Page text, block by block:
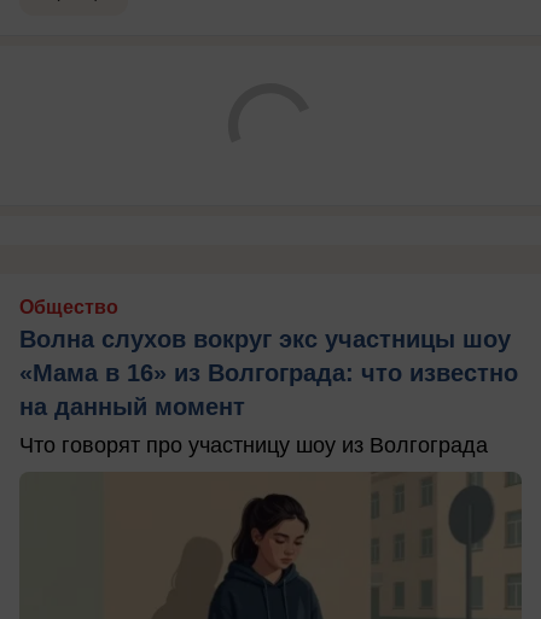
Общество
Волна слухов вокруг экс участницы шоу
«Мама в 16» из Волгограда: что известно
на данный момент
Что говорят про участницу шоу из Волгограда